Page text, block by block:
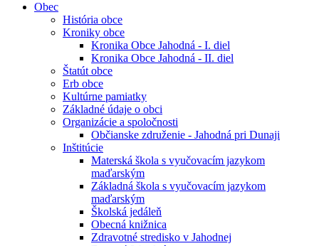
Obec
História obce
Kroniky obce
Kronika Obce Jahodná - I. diel
Kronika Obce Jahodná - II. diel
Štatút obce
Erb obce
Kultúrne pamiatky
Základné údaje o obci
Organizácie a spoločnosti
Občianske združenie - Jahodná pri Dunaji
Inštitúcie
Materská škola s vyučovacím jazykom
maďarským
Základná škola s vyučovacím jazykom
maďarským
Školská jedáleň
Obecná knižnica
Zdravotné stredisko v Jahodnej